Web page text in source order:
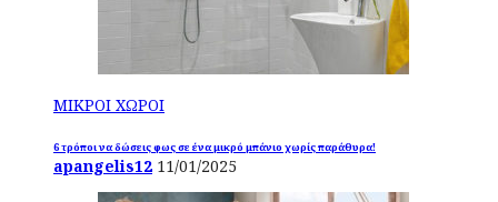
ΜΙΚΡΟΙ ΧΩΡΟΙ
6 τρόποι να δώσεις φως σε ένα μικρό μπάνιο χωρίς παράθυρα!
apangelis12 11/01/2025